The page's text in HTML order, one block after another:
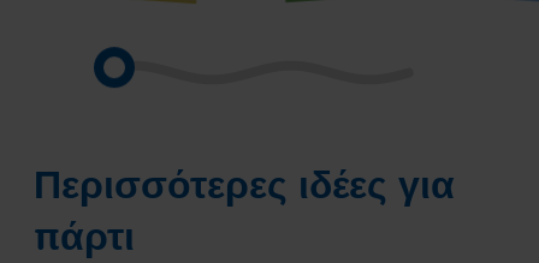
Περισσότερες ιδέες για
πάρτι